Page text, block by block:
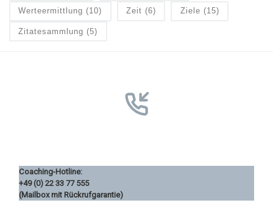
Werteermittlung (10) Zeit (6) Ziele (15)
Zitatesammlung (5)
Coaching-Hotline:
+49 (0) 22 33 77 555
(Mailbox mit Rückrufgarantie)